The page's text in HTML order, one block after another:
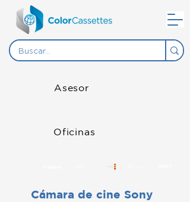
Asesor
Oficinas
Cámara de cine Sony